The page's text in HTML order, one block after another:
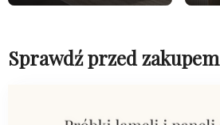
Sprawdź przed zakupem